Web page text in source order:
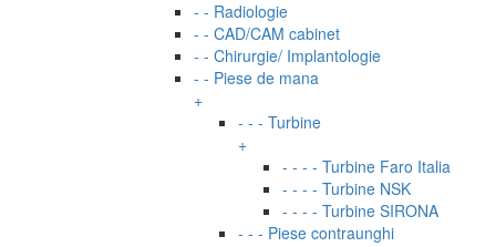
- - Radiologie
- - CAD/CAM cabinet
- - Chirurgie/ Implantologie
- - Piese de mana
+
- - - Turbine
+
- - - - Turbine Faro Italia
- - - - Turbine NSK
- - - - Turbine SIRONA
- - - Piese contraunghi